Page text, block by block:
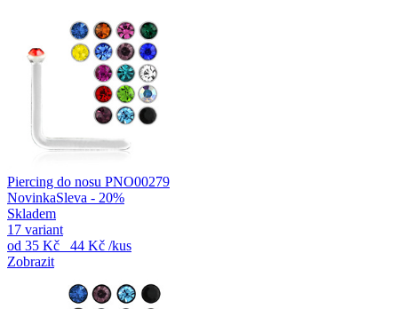
Piercing do nosu PNO00279
NovinkaSleva - 20%
Skladem
17 variant
od 35 Kč 44 Kč /kus
Zobrazit